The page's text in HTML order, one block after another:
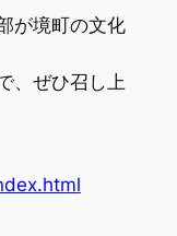
が境町の文化
、ぜひ召し上